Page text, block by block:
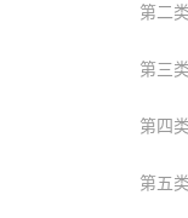
第二
第三
第四
第五